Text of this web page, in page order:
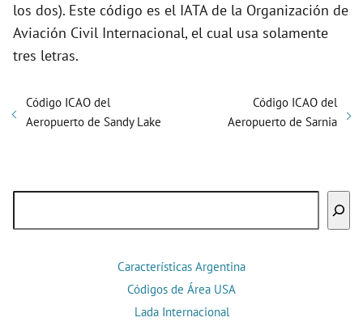
los dos). Este código es el IATA de la Organización de
Aviación Civil Internacional, el cual usa solamente
tres letras.
Código ICAO del
Aeropuerto de Sandy Lake
Código ICAO del
Aeropuerto de Sarnia
Características Argentina
Códigos de Área USA
Lada Internacional